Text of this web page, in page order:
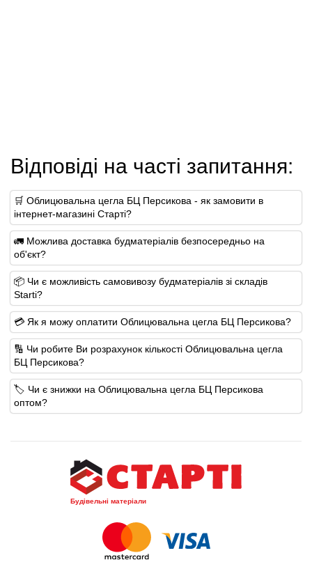
Відповіді на часті запитання:
🛒 Облицювальна цегла БЦ Персикова - як замовити в
інтернет-магазині Старті?
🚛 Можлива доставка будматеріалів безпосередньо на
об'єкт?
📦 Чи є можливість самовивозу будматеріалів зі складів
Starti?
💳 Як я можу оплатити Облицювальна цегла БЦ Персикова?
🔢 Чи робите Ви розрахунок кількості Облицювальна цегла
БЦ Персикова?
🏷️ Чи є знижки на Облицювальна цегла БЦ Персикова
оптом?
Будівельні матеріали